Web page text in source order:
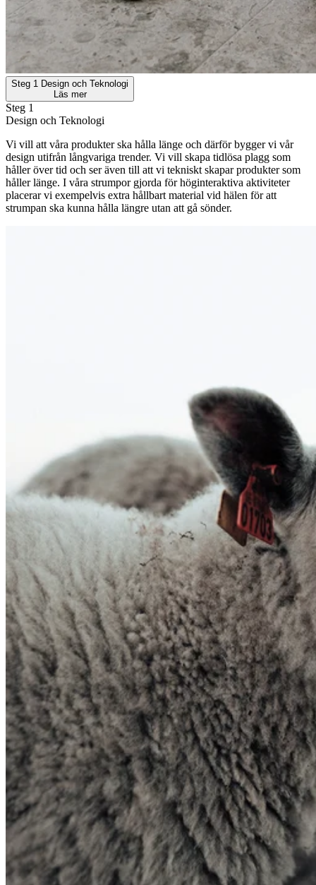
Steg 1 Design och Teknologi
Läs mer
Steg 1
Design och Teknologi
Vi vill att våra produkter ska hålla länge och därför bygger vi vår
design utifrån långvariga trender. Vi vill skapa tidlösa plagg som
håller över tid och ser även till att vi tekniskt skapar produkter som
håller länge. I våra strumpor gjorda för höginteraktiva aktiviteter
placerar vi exempelvis extra hållbart material vid hälen för att
strumpan ska kunna hålla längre utan att gå sönder.